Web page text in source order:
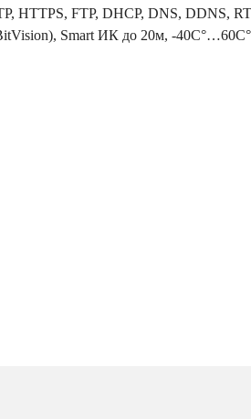
HTTPS, FTP, DHCP, DNS, DDNS,
Smart ИК до 20м, -